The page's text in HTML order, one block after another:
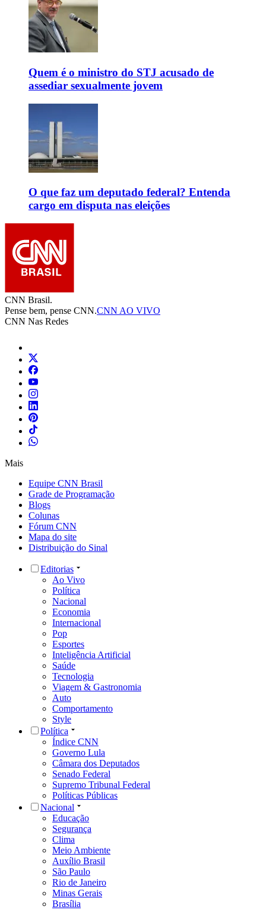
Quem é o ministro do STJ acusado de
assediar sexualmente jovem
O que faz um deputado federal? Entenda
cargo em disputa nas eleições
CNN Brasil.
Pense bem, pense CNN.CNN AO VIVO
CNN Nas Redes
Mais
Equipe CNN Brasil
Grade de Programação
Blogs
Colunas
Fórum CNN
Mapa do site
Distribuição do Sinal
Editorias
Ao Vivo
Política
Nacional
Economia
Internacional
Pop
Esportes
Inteligência Artificial
Saúde
Tecnologia
Viagem & Gastronomia
Auto
Comportamento
Style
Política
Índice CNN
Governo Lula
Câmara dos Deputados
Senado Federal
Supremo Tribunal Federal
Políticas Públicas
Nacional
Educação
Segurança
Clima
Meio Ambiente
Auxílio Brasil
São Paulo
Rio de Janeiro
Minas Gerais
Brasília